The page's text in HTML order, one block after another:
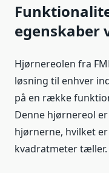
egenskaber
Hjørnereolen fra
løsning til enhver
på en række
Denne hjørnereol
hjørnerne, hvilket
kvadratmeter tæller.